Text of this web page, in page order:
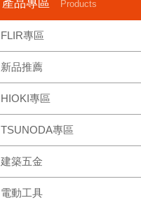
產品專區 Products
FLIR專區
新品推薦
HIOKI專區
TSUNODA專區
建築五金
電動工具